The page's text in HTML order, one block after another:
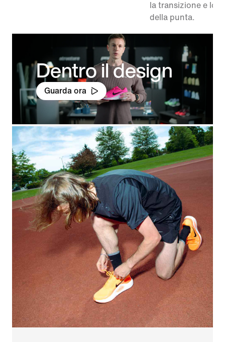
la transizione e lo
della punta.
Dentro il design
Guarda ora